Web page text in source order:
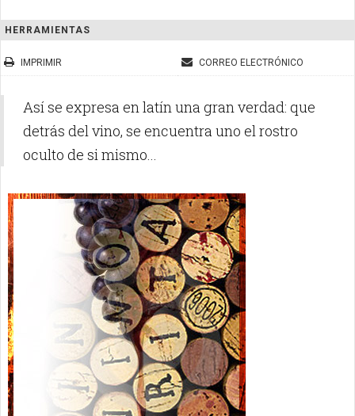
HERRAMIENTAS
IMPRIMIR CORREO ELECTRÓNICO
Así se expresa en latín una gran verdad: que
detrás del vino, se encuentra uno el rostro
oculto de si mismo...